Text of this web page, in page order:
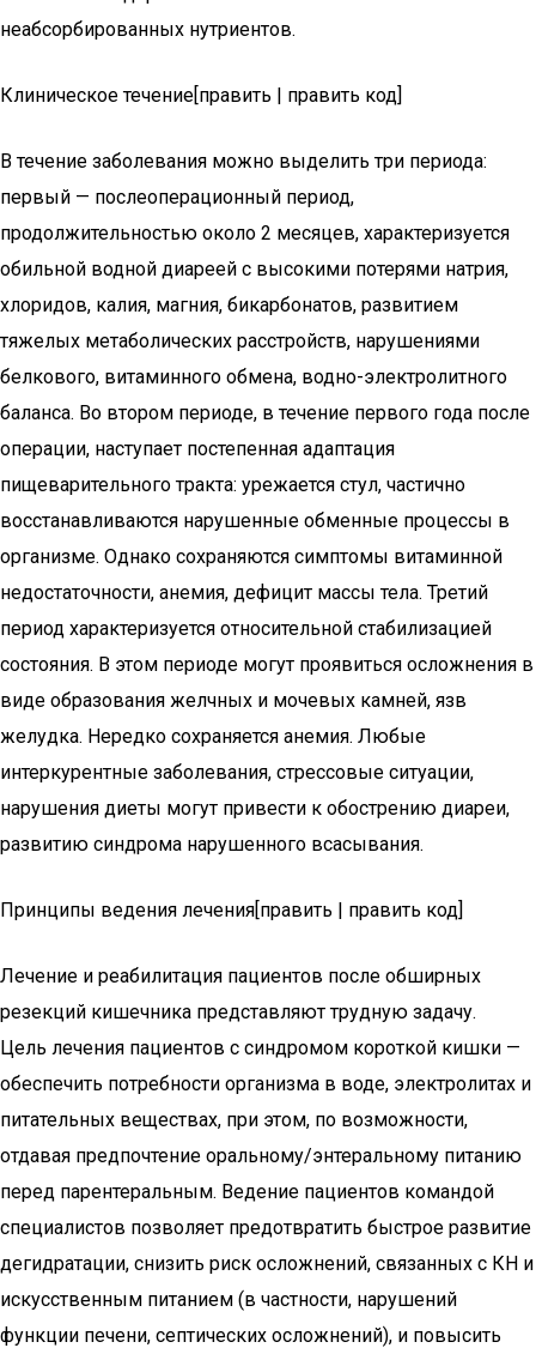
неабсорбированных нутриентов.
Клиническое течение[править | править код]
В течение заболевания можно выделить три периода:
первый — послеоперационный период,
продолжительностью около 2 месяцев, характеризуется
обильной водной диареей с высокими потерями натрия,
хлоридов, калия, магния, бикарбонатов, развитием
тяжелых метаболических расстройств, нарушениями
белкового, витаминного обмена, водно-электролитного
баланса. Во втором периоде, в течение первого года после
операции, наступает постепенная адаптация
пищеварительного тракта: урежается стул, частично
восстанавливаются нарушенные обменные процессы в
организме. Однако сохраняются симптомы витаминной
недостаточности, анемия, дефицит массы тела. Третий
период характеризуется относительной стабилизацией
состояния. В этом периоде могут проявиться осложнения в
виде образования желчных и мочевых камней, язв
желудка. Нередко сохраняется анемия. Любые
интеркурентные заболевания, стрессовые ситуации,
нарушения диеты могут привести к обострению диареи,
развитию синдрома нарушенного всасывания.
Принципы ведения лечения[править | править код]
Лечение и реабилитация пациентов после обширных
резекций кишечника представляют трудную задачу.
Цель лечения пациентов с синдромом короткой кишки —
обеспечить потребности организма в воде, электролитах и
питательных веществах, при этом, по возможности,
отдавая предпочтение оральному/энтеральному питанию
перед парентеральным. Ведение пациентов командой
специалистов позволяет предотвратить быстрое развитие
дегидратации, снизить риск осложнений, связанных с КН и
искусственным питанием (в частности, нарушений
функции печени, септических осложнений), и повысить